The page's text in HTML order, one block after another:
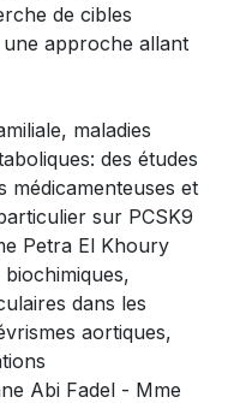
de cibles
approche allant
maladies
des études
médicamenteuses et
sur PCSK9
Petra El Khoury
dans les
aortiques,
Abi Fadel - Mme